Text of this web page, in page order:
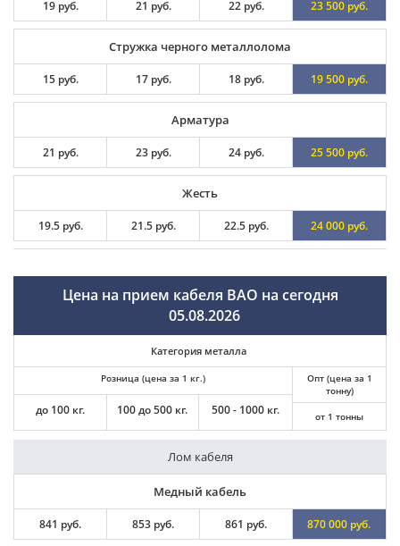
19 руб. 21 руб. 22 руб. 23 500 руб.
Стружка черного металлолома
15 руб. 17 руб. 18 руб. 19 500 руб.
Арматура
21 руб. 23 руб. 24 руб. 25 500 руб.
Жесть
19.5 руб. 21.5 руб. 22.5 руб. 24 000 руб.
Цена на прием кабеля ВАО на сегодня
05.08.2026
Категория металла
Розница (цена за 1 кг.)
до 100 кг. 100 до 500 кг. 500 - 1000 кг.
Опт (цена за 1
тонну)
от 1 тонны
Лом кабеля
Медный кабель
841 руб. 853 руб. 861 руб. 870 000 руб.